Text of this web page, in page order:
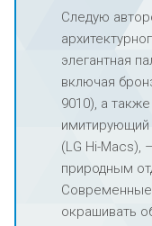
Следую
элегантная
включая
9010), а
имитирующий
(LG Hi-Macs),
природным
Современные
окрашивать